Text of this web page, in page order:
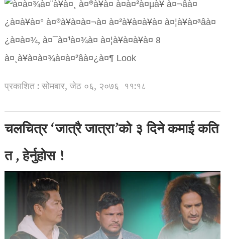
प्रकाशित : सोमबार, जेठ ०६, २०७६ ११:१८
चलचित्र ‘जात्रै जात्रा’को ३ दिने कमाई कति
त , हेर्नुहोस !